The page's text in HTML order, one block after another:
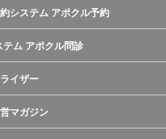
システム アポクル予約
ム アポクル問診
イザー
マガジン